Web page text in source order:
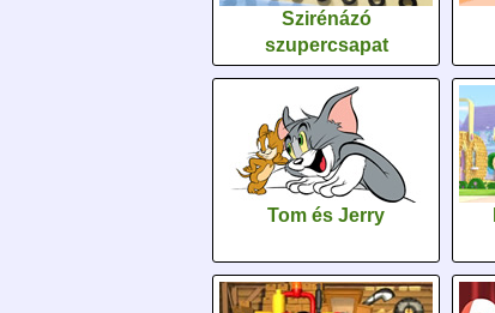
Szirénázó
szupercsapat
Tom és Jerry